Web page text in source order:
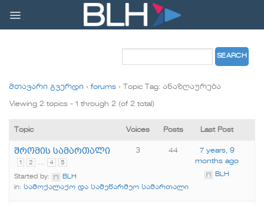
content
მთავარი გვერდი › forums › Topic Tag: ანაზღაურება
Viewing 2 topics - 1 through 2 (of 2 total)
Topic Voices Posts Last Post
შრომის სამართალი
1 2 … 4 5
Started by:
BLH
in: სამოქალაქო და სამეწარმეო სამართალი
3 44
7 years, 9
months ago
BLH